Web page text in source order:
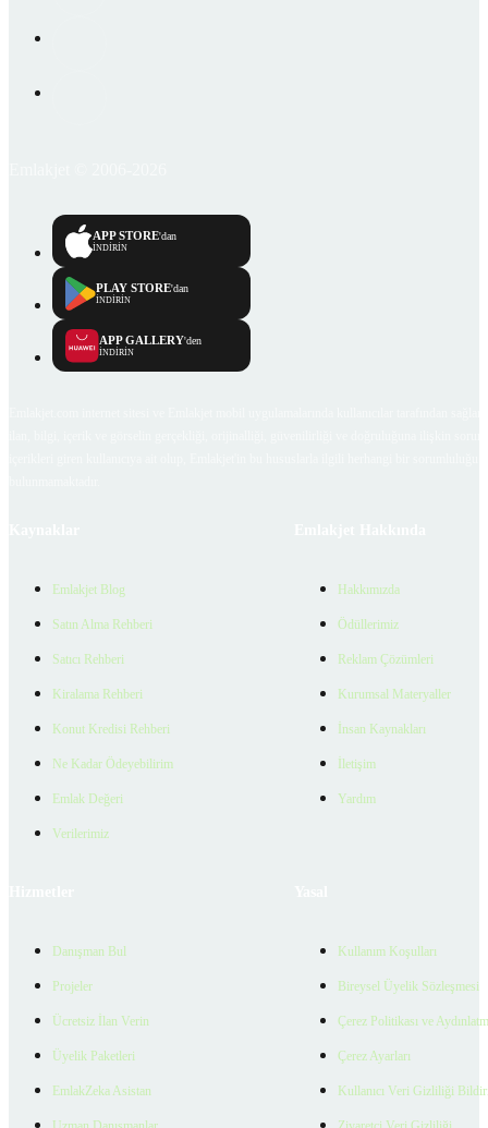
APP STORE'dan
İNDİRİN
PLAY STORE'dan
İNDİRİN
APP GALLERY'den
İNDİRİN
Emlakjet Blog
Satın Alma Rehberi
Satıcı Rehberi
Kiralama Rehberi
Konut Kredisi Rehberi
Ne Kadar Ödeyebilirim
Emlak Değeri
Verilerimiz
Hakkımızda
Ödüllerimiz
Reklam Çözümleri
Kurumsal Materyaller
İnsan Kaynakları
İletişim
Yardım
Danışman Bul
Projeler
Ücretsiz İlan Verin
Üyelik Paketleri
EmlakZeka Asistan
Kullanım Koşulları
Bireysel Üyelik Sözleşmesi
Çerez Politikası ve
Çerez Ayarları
Kullanıcı Veri Gizliliği